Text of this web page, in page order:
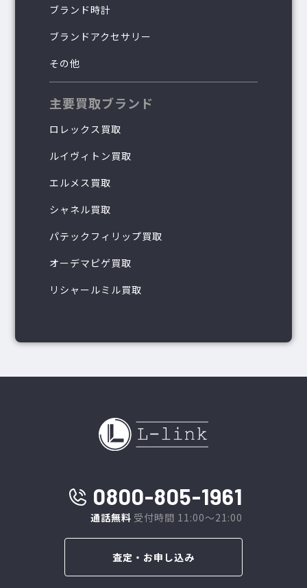
ブランド時計
ブランドアクセサリー
その他
主要買取ブランド
ロレックス買取
ルイヴィトン買取
エルメス買取
シャネル買取
パテックフィリップ買取
オーデマピゲ買取
リシャールミル買取
0800-805-1961
通話無料 受付時間 11:00～21:00
査定・お申し込み